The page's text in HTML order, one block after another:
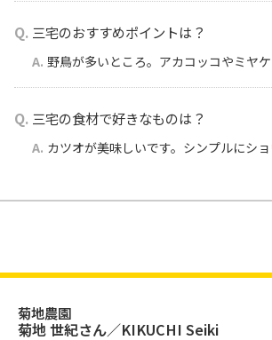
Q. 三宅のおすすめポイントは？
A. 野鳥が多いところ。アカコッコやミヤ
Q. 三宅の食材で好きなものは？
A. カツオが美味しいです。シンプルにシ
菊地農園
菊地 世紀さん／KIKUCHI Seiki